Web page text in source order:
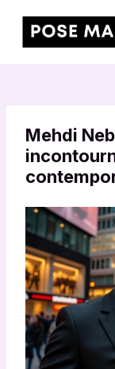
contenu
Mehdi